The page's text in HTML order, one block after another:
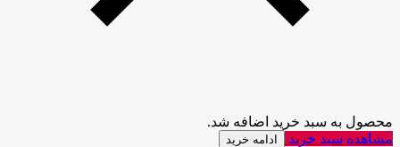
محصول به سبد خرید اضافه شد.
مشاهده سبد خرید
ادامه خرید